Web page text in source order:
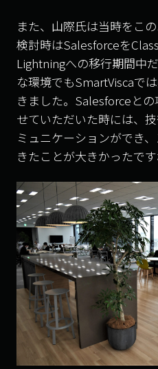
また、山際氏は当時をこ
検討時はSalesforceを
Lightningへの移行期間中
な環境でもSmartViscaで
きました。Salesforceと
せていただいた時には、
ミュニケーションができ
きたことが大きかったです